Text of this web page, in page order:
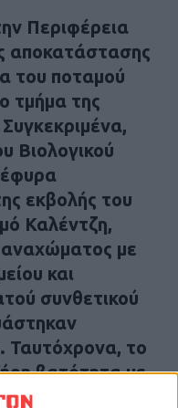
Περιφέρεια
αποκατάστασης
του ποταμού
τμήμα της
Βιολογικού
εκβολής του
Καλέντζη,
με
και
συνθετικού
Ταυτόχρονα, το
βατότητα με
με θραυστά